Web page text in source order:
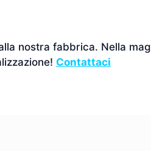
nostra fabbrica. Nella
Contattaci